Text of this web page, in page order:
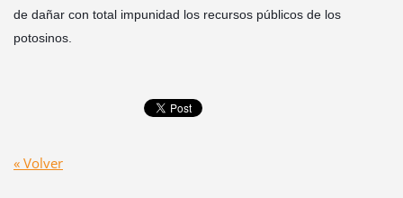
de dañar con total impunidad los recursos públicos de los
potosinos.
« Volver